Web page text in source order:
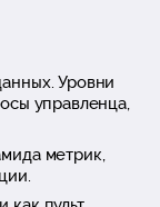
Уровни
управленца,
метрик,